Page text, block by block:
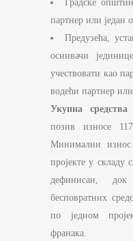
Градске
партнер или један
Предузећа,
оснивачи
учествовати као
водећи партнер
Укупна средства
позив износе
Минимални
пројекте у складу
дефинисан,
бесповратних
по једном
франака.